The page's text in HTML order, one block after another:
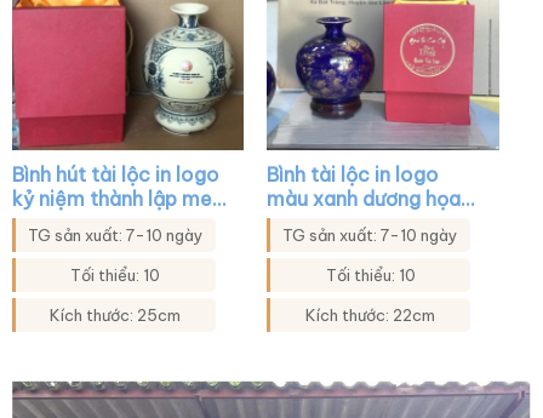
Bình hút tài lộc in logo
kỷ niệm thành lập men
hanh vàng vẽ tứ cảnh
XG-BHL36
TG sản xuất: 7-10 ngày
Tối thiểu: 10
Kích thước: 25cm
Bình tài lộc in logo
màu xanh dương họa
tiết cửu ngư quần hội
XG-BHL41
TG sản xuất: 7-10 ngày
Tối thiểu: 10
Kích thước: 22cm